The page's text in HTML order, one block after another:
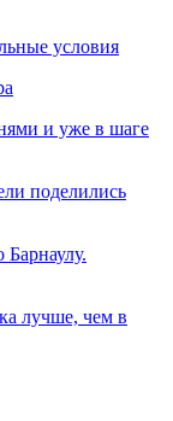
условия
и уже в шаге
поделились
лучше, чем в